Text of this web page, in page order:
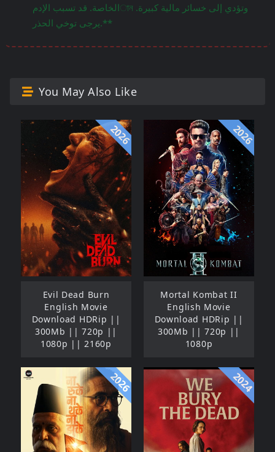
الخاصة. قد تسبب الإدمান وتؤدي إلى خسائر مالية كبيرة.
يرجى توخي الحذر.**
You May Also Like
2026
Evil Dead Burn
English Movie
Download HDRip ||
300Mb || 720p ||
1080p || 2160p
2026
Mortal Kombat II
English Movie
Download HDRip ||
300Mb || 720p ||
1080p
2026 2024